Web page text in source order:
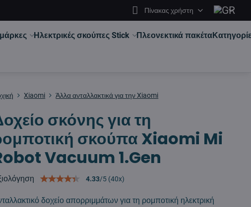
Πίνακας χρήστη
Ηλεκτρικές σκούπες Stick Πλεονεκτικά πακέτα
Xiaomi Άλλα ανταλλακτικά για την Xiaomi
σκόνης για τη
σκούπα Xiaomi Mi
Vacuum 1.Gen
4.33/5 (40x)
δοχείο απορριμμάτων για τη ρομποτική ηλεκτρική